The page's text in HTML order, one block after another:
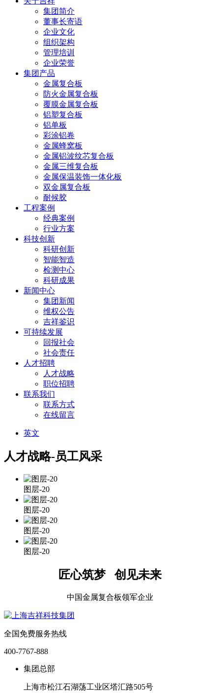
集团简介
董事长寄语
企业文化
组织架构
管理培训
企业荣誉
集团产品
金属复合板
防火金属复合板
覆膜金属复合板
铝塑复合板
铝单板
彩涂铝卷
金属蜂窝板
金属铝波纹芯复合板
金属三维复合板
金属保温装饰一体化板
双金属复合板
耐候胶
工程案例
经典案例
行业方案
科技创新
科研创新
智能智造
检测中心
科研成果
新闻中心
集团新闻
维权公告
吉祥鉴识
可持续发展
回报社会
社会责任
人才招聘
人才战略
职位招聘
联系我们
联系方式
在线留言
英文
人才战略-员工风采
图层-20
图层-20
图层-20
图层-20
匠心筑梦 创见未来
中国金属复合板领军企业
全国免费服务热线
400-7767-888
集团总部
上海市松江石湖荡工业区塔汇路505号